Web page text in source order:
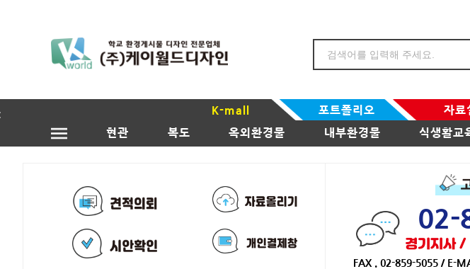
K-mall 포트폴리오
자료
현관
복도 옥외환경물 내부환경물 식생활교
02-
경기지사
FAX . 02-859-5055 / E-